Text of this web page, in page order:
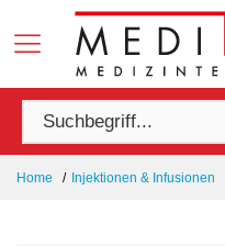
Home Injektionen & Infusionen